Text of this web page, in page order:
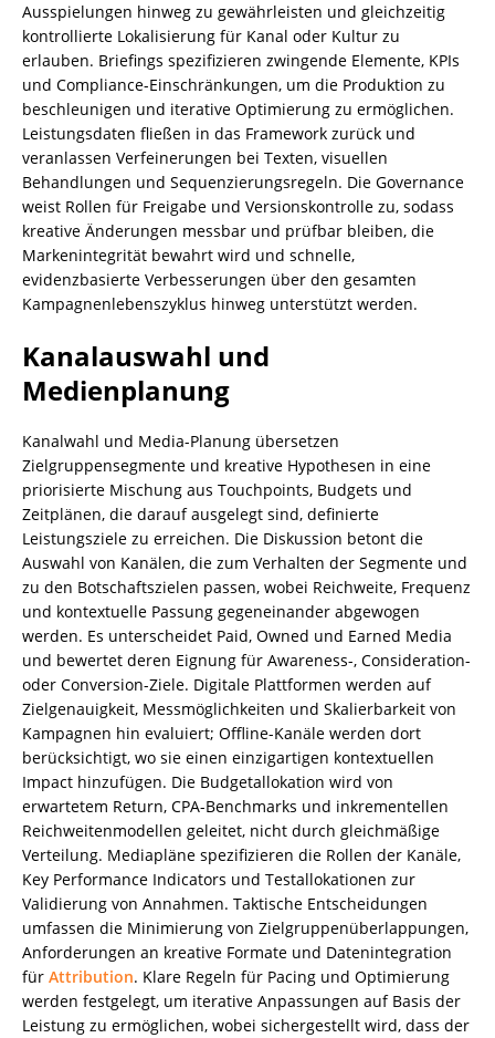
Ausspielungen hinweg zu gewährleisten und gleichzeitig
kontrollierte Lokalisierung für Kanal oder Kultur zu
erlauben. Briefings spezifizieren zwingende Elemente, KPIs
und Compliance-Einschränkungen, um die Produktion zu
beschleunigen und iterative Optimierung zu ermöglichen.
Leistungsdaten fließen in das Framework zurück und
veranlassen Verfeinerungen bei Texten, visuellen
Behandlungen und Sequenzierungsregeln. Die Governance
weist Rollen für Freigabe und Versionskontrolle zu, sodass
kreative Änderungen messbar und prüfbar bleiben, die
Markenintegrität bewahrt wird und schnelle,
evidenzbasierte Verbesserungen über den gesamten
Kampagnenlebenszyklus hinweg unterstützt werden.
Kanalauswahl und
Medienplanung
Kanalwahl und Media-Planung übersetzen
Zielgruppensegmente und kreative Hypothesen in eine
priorisierte Mischung aus Touchpoints, Budgets und
Zeitplänen, die darauf ausgelegt sind, definierte
Leistungsziele zu erreichen. Die Diskussion betont die
Auswahl von Kanälen, die zum Verhalten der Segmente und
zu den Botschaftszielen passen, wobei Reichweite, Frequenz
und kontextuelle Passung gegeneinander abgewogen
werden. Es unterscheidet Paid, Owned und Earned Media
und bewertet deren Eignung für Awareness-, Consideration-
oder Conversion-Ziele. Digitale Plattformen werden auf
Zielgenauigkeit, Messmöglichkeiten und Skalierbarkeit von
Kampagnen hin evaluiert; Offline-Kanäle werden dort
berücksichtigt, wo sie einen einzigartigen kontextuellen
Impact hinzufügen. Die Budgetallokation wird von
erwartetem Return, CPA-Benchmarks und inkrementellen
Reichweitenmodellen geleitet, nicht durch gleichmäßige
Verteilung. Mediapläne spezifizieren die Rollen der Kanäle,
Key Performance Indicators und Testallokationen zur
Validierung von Annahmen. Taktische Entscheidungen
umfassen die Minimierung von Zielgruppenüberlappungen,
Anforderungen an kreative Formate und Datenintegration
für Attribution. Klare Regeln für Pacing und Optimierung
werden festgelegt, um iterative Anpassungen auf Basis der
Leistung zu ermöglichen, wobei sichergestellt wird, dass der